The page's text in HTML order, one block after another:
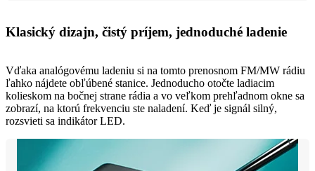
Klasický dizajn, čistý príjem, jednoduché ladenie
Vďaka analógovému ladeniu si na tomto prenosnom FM/MW rádiu
ľahko nájdete obľúbené stanice. Jednoducho otočte ladiacim
kolieskom na bočnej strane rádia a vo veľkom prehľadnom okne sa
zobrazí, na ktorú frekvenciu ste naladení. Keď je signál silný,
rozsvieti sa indikátor LED.